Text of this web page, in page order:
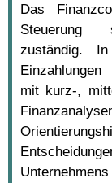
Das
Steuerung
zuständig.
Einzahlungen
mit kurz-,